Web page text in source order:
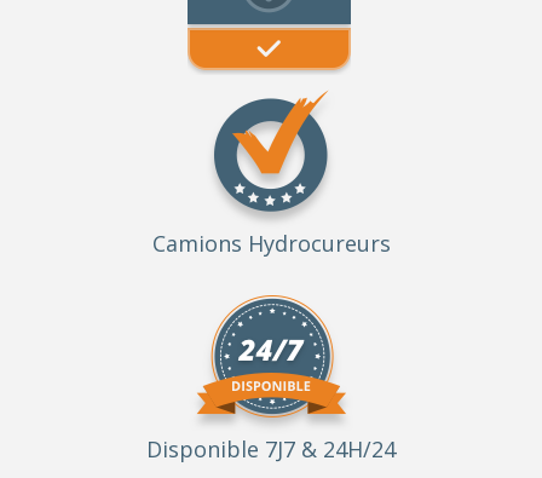
Camions Hydrocureurs
Disponible 7J7 & 24H/24